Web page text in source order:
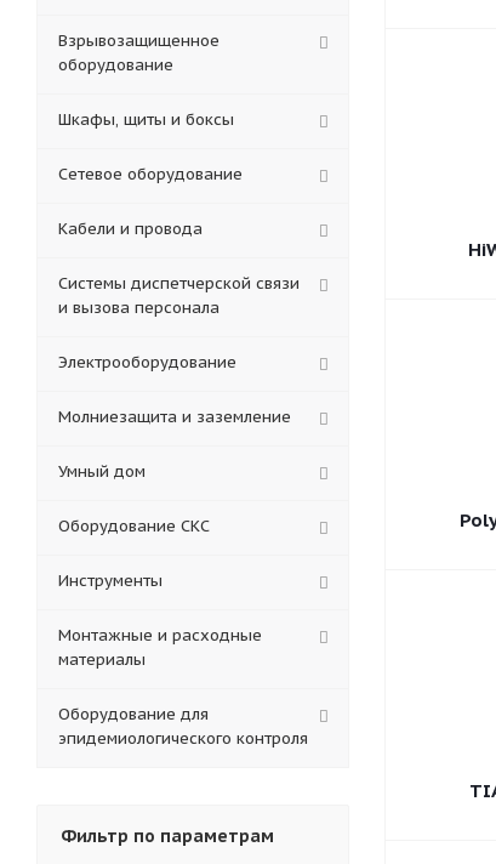
Взрывозащищенное
оборудование
Шкафы, щиты и боксы
Сетевое оборудование
Кабели и провода
Системы диспетчерской связи
и вызова персонала
Электрооборудование
Молниезащита и заземление
Умный дом
Оборудование СКС
Инструменты
Монтажные и расходные
материалы
Оборудование для
эпидемиологического контроля
Фильтр по параметрам